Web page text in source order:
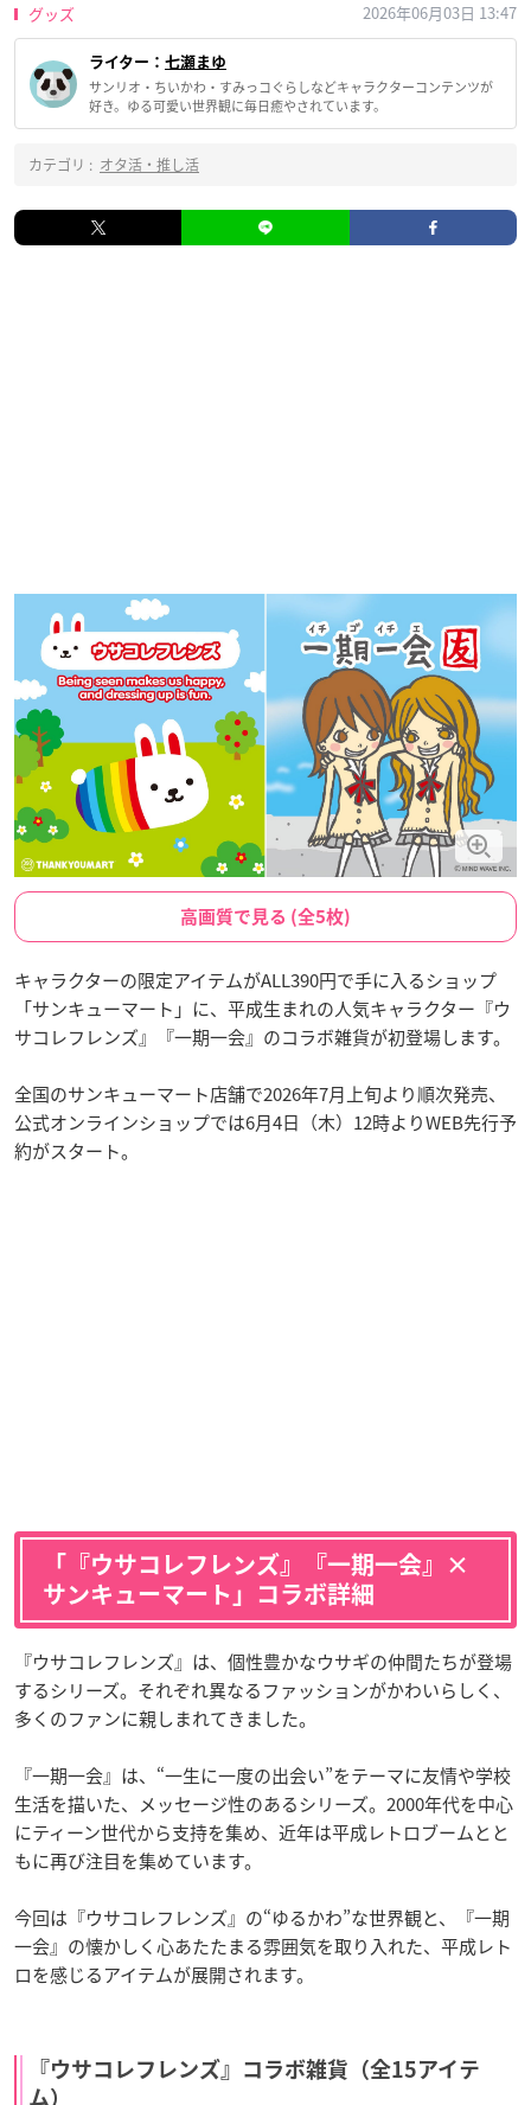
グッズ 2026年06月03日 13:47
ライター： 七瀬まゆ
サンリオ・ちいかわ・すみっコぐらしなどキャラクターコンテンツが
好き。ゆる可愛い世界観に毎日癒やされています。
カテゴリ : オタ活・推し活
高画質で見る (全5枚)
キャラクターの限定アイテムがALL390円で手に入るショップ
「サンキューマート」に、平成生まれの人気キャラクター『ウ
サコレフレンズ』『一期一会』のコラボ雑貨が初登場します。
全国のサンキューマート店舗で2026年7月上旬より順次発売、
公式オンラインショップでは6月4日（木）12時よりWEB先行予
約がスタート。
「『ウサコレフレンズ』『一期一会』×
サンキューマート」コラボ詳細
『ウサコレフレンズ』は、個性豊かなウサギの仲間たちが登場
するシリーズ。それぞれ異なるファッションがかわいらしく、
多くのファンに親しまれてきました。
『一期一会』は、“一生に一度の出会い”をテーマに友情や学校
生活を描いた、メッセージ性のあるシリーズ。2000年代を中心
にティーン世代から支持を集め、近年は平成レトロブームとと
もに再び注目を集めています。
今回は『ウサコレフレンズ』の“ゆるかわ”な世界観と、『一期
一会』の懐かしく心あたたまる雰囲気を取り入れた、平成レト
ロを感じるアイテムが展開されます。
『ウサコレフレンズ』コラボ雑貨（全15アイテ
ム）